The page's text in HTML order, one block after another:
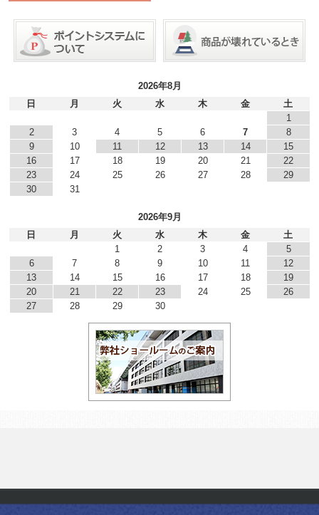
2026年8月
日
月 火 水 木 金
土
1
2
3 4 5 6 7
8
9
10 11 12 13 14
15
16
17 18 19 20 21
22
23
24 25 26 27 28
29
30
31
2026年9月
日
月 火 水 木 金
土
1
2 3 4
5
6
7 8 9 10 11
12
13
14 15 16 17 18
19
20
21 22 23 24 25
26
27
28 29 30